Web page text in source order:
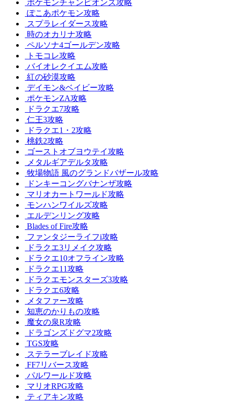
ポケモンチャンピオンズ攻略
ぽこあポケモン攻略
スプラレイダース攻略
時のオカリナ攻略
ペルソナ4ゴールデン攻略
トモコレ攻略
バイオレクイエム攻略
紅の砂漠攻略
デイモン&ベイビー攻略
ポケモンZA攻略
ドラクエ7攻略
仁王3攻略
ドラクエ1・2攻略
桃鉄2攻略
ゴーストオブヨウテイ攻略
メタルギアデルタ攻略
牧場物語 風のグランドバザール攻略
ドンキーコングバナンザ攻略
マリオカートワールド攻略
モンハンワイルズ攻略
エルデンリング攻略
Blades of Fire攻略
ファンタジーライフi攻略
ドラクエ3リメイク攻略
ドラクエ10オフライン攻略
ドラクエ11攻略
ドラクエモンスターズ3攻略
ドラクエ6攻略
メタファー攻略
知恵のかりもの攻略
魔女の泉R攻略
ドラゴンズドグマ2攻略
TGS攻略
ステラーブレイド攻略
FF7リバース攻略
パルワールド攻略
マリオRPG攻略
ティアキン攻略